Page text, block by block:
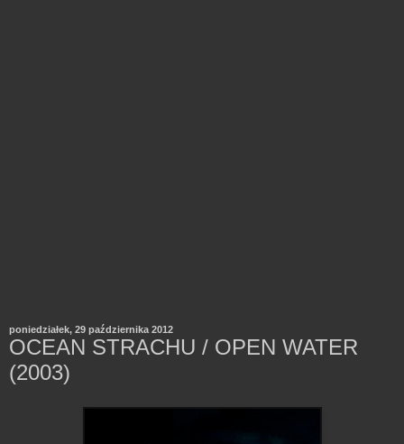
poniedziałek, 29 października 2012
OCEAN STRACHU / OPEN WATER
(2003)